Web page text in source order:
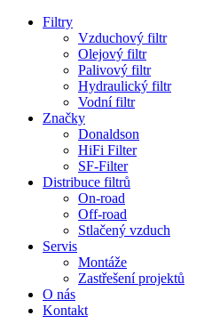
Filtry
Vzduchový filtr
Olejový filtr
Palivový filtr
Hydraulický filtr
Vodní filtr
Značky
Donaldson
HiFi Filter
SF-Filter
Distribuce filtrů
On-road
Off-road
Stlačený vzduch
Servis
Montáže
Zastřešení projektů
O nás
Kontakt